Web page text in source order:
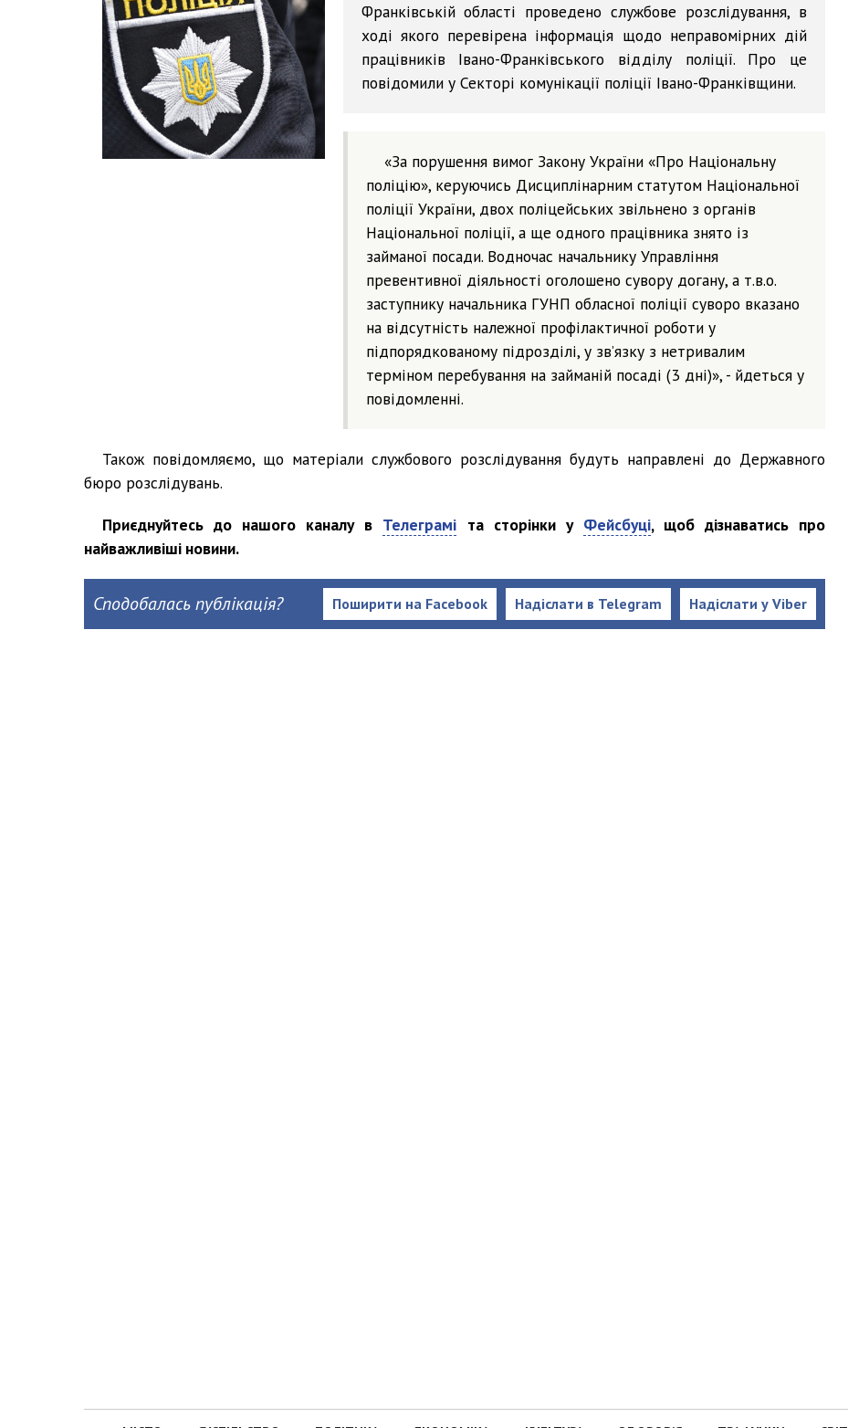
Франківській області проведено службове розслідування, в
ході якого перевірена інформація щодо неправомірних дій
працівників Івано-Франківського відділу поліції. Про це
повідомили у Секторі комунікації поліції Івано-Франківщини.
«За порушення вимог Закону України «Про Національну
поліцію», керуючись Дисциплінарним статутом Національної
поліції України, двох поліцейських звільнено з органів
Національної поліції, а ще одного працівника знято із
займаної посади. Водночас начальнику Управління
превентивної діяльності оголошено сувору догану, а т.в.о.
заступнику начальника ГУНП обласної поліції суворо вказано
на відсутність належної профілактичної роботи у
підпорядкованому підрозділі, у зв’язку з нетривалим
терміном перебування на займаній посаді (3 дні)», - йдеться у
повідомленні.
Також повідомляємо, що матеріали службового розслідування будуть направлені до Державного
бюро розслідувань.
Приєднуйтесь до нашого каналу в Телеграмі та сторінки у Фейсбуці, щоб дізнаватись про
найважливіші новини.
Сподобалась публікація? Надіслати у Viber
Надіслати в Telegram
Поширити на Facebook